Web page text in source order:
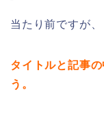
当たり前ですが、
タイトルと記事
う。